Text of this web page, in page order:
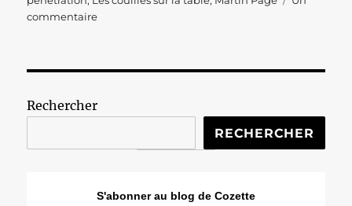
commentairesur
Rechercher
RECHERCHER
S'abonner au blog de Cozette